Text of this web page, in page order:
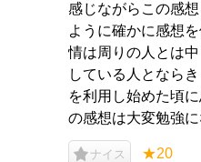
感じながらこの感
ように確かに感想
情は周りの人とは
している人となら
を利用し始めた頃
の感想は大変勉強に
ナイス ★20